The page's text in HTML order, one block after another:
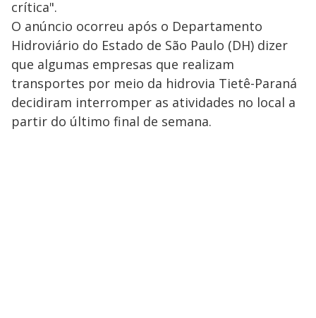
crítica".
O anúncio ocorreu após o Departamento
Hidroviário do Estado de São Paulo (DH) dizer
que algumas empresas que realizam
transportes por meio da hidrovia Tietê-Paraná
decidiram interromper as atividades no local a
partir do último final de semana.